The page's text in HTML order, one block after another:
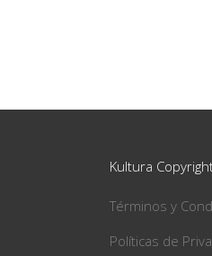
Kultura
Términos y
Políticas de